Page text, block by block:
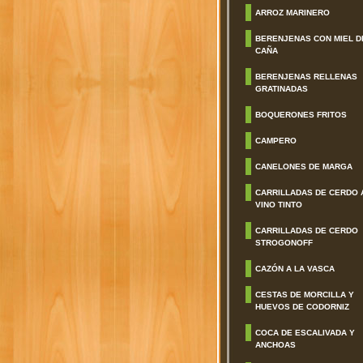
ARROZ MARINERO
BERENJENAS CON MIEL
CAÑA
BERENJENAS RELLENAS
GRATINADAS
BOQUERONES FRITOS
CAMPERO
CANELONES DE MARGA
CARRILLADAS DE CERDO
VINO TINTO
CARRILLADAS DE CERDO
STROGONOFF
CAZÓN A LA VASCA
CESTAS DE MORCILLA Y
HUEVOS DE CODORNIZ
COCA DE ESCALIVADA Y
ANCHOAS